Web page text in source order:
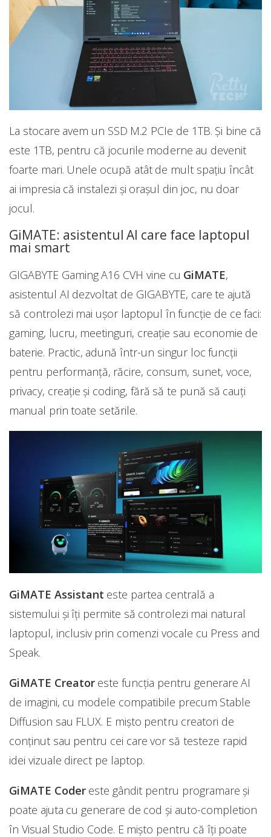
La stocare avem un SSD M.2 PCIe de 1TB. Și bine că
este 1TB, pentru că jocurile moderne au devenit
foarte mari. Unele ocupă atât de mult spațiu încât
ai impresia că instalezi și orașul din joc, nu doar
jocul.
GiMATE: asistentul AI care face laptopul
mai smart
GIGABYTE Gaming A16 CVH vine cu GiMATE,
asistentul AI dezvoltat de GIGABYTE, care te ajută
să controlezi mai ușor laptopul în funcție de ce faci:
gaming, lucru, meetinguri, creație sau economie de
baterie. Practic, adună într-un singur loc funcții
pentru performanță, răcire, consum, sunet, voce,
privacy, creație și coding, fără să te pună să cauți
manual prin toate setările.
GiMATE Assistant este partea centrală a
sistemului și îți permite să controlezi mai natural
laptopul, inclusiv prin comenzi vocale cu Press and
Speak.
GiMATE Creatoreste funcția pentru generare AI
de imagini, cu modele compatibile precum Stable
Diffusion sau FLUX. E mișto pentru creatori de
conținut sau pentru cei care vor să testeze rapid
idei vizuale direct pe laptop.
GiMATE Codereste gândit pentru programare și
poate ajuta cu generare de cod și auto-completion
în Visual Studio Code. E mișto pentru că îți poate